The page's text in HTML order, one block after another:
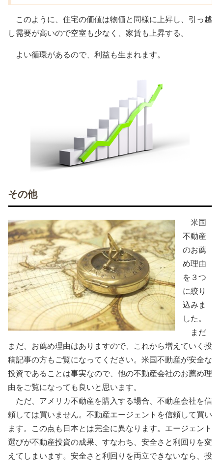
このように、住宅の価値は物価と同様に上昇し、引っ越
し需要が高いので空室も少なく、家賃も上昇する。
よい循環があるので、利益も生まれます。
その他
米国
不動産
のお薦
め理由
を３つ
に絞り
込みま
した。
まだ
まだ、お薦め理由はありますので、これから増えていく投
稿記事の方もご覧になってください。米国不動産が安全な
投資であることは事実なので、他の不動産会社のお薦め理
由をご覧になっても良いと思います。
ただ、アメリカ不動産を購入する場合、不動産会社を信
頼しては買いません。不動産エージェントを信頼して買い
ます。この点も日本とは完全に異なります。エージェント
選びが不動産投資の成果、すなわち、安全さと利回りを変
えてしまいます。安全さと利回りを両立できないなら、投